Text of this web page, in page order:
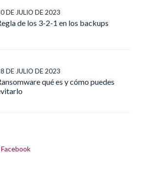
DE JULIO DE 2023
de los 3-2-1 en los backups
DE JULIO DE 2023
qué es y cómo puedes